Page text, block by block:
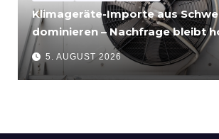
Klimageräte-Importe aus
dominieren – Nachfrage bleibt
5. AUGUST 2026